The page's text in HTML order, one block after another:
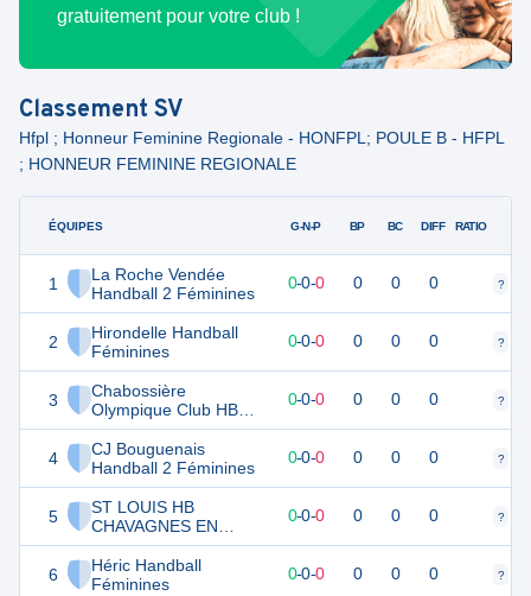
gratuitement pour votre club !
Classement SV
Hfpl ; Honneur Feminine Regionale - HONFPL; POULE B - HFPL
; HONNEUR FEMININE REGIONALE
ÉQUIPES
1
La Roche Vendée
Handball 2 Féminines
2
Hirondelle Handball
Féminines
3
Chabossière
Olympique Club HB
Féminines
4
CJ Bouguenais
Handball 2 Féminines
5
ST LOUIS HB
CHAVAGNES EN
PAILLERS Féminines
6
Héric Handball
Féminines
G-N-P BP BC DIFF RATIO
0 0-0-0 0 0 0 ?
0 0-0-0 0 0 0 ?
0 0-0-0 0 0 0 ?
0 0-0-0 0 0 0 ?
0 0-0-0 0 0 0 ?
0-0-0 0 0 0 ?